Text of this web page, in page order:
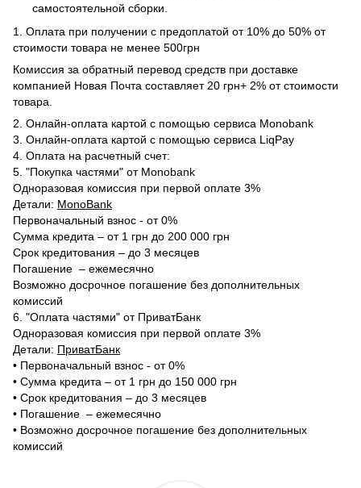
самостоятельной сборки.
1. Оплата при получении с предоплатой от 10% до 50% от
стоимости товара не менее 500грн
Комиссия за обратный перевод средств при доставке
компанией Новая Почта составляет 20 грн+ 2% от стоимости
товара.
2. Онлайн-оплата картой с помощью сервиса Monobank
3. Онлайн-оплата картой с помощью сервиса LiqPay
4. Оплата на расчетный счет:
5. "Покупка частями" от Monobank
Одноразовая комиссия при первой оплате 3%
Детали: MonoBank
Первоначальный взнос - от 0%
Сумма кредита – от 1 грн до 200 000 грн
Срок кредитования – до 3 месяцев
Погашение – ежемесячно
Возможно досрочное погашение без дополнительных
комиссий
6. "Оплата частями" от ПриватБанк
Одноразовая комиссия при первой оплате 3%
Детали: ПриватБанк
•‎ Первоначальный взнос - от 0%
•‎ Сумма кредита – от 1 грн до 150 000 грн
•‎ Срок кредитования – до 3 месяцев
•‎ Погашение – ежемесячно
•‎ Возможно досрочное погашение без дополнительных
комиссий